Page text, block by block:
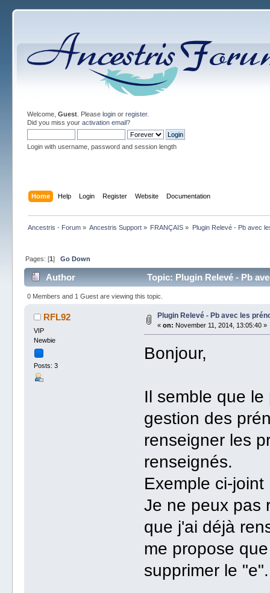
Welcome, Guest. Please loginor register.
Did you miss your activation email?
Login with username, password and session length
Home Help Login Register Website Documentation
Ancestris - Forum» Ancestris Support » FRANÇAIS » Plugin Relevé - Pb avec
Pages: [1] Go Down
Author Topic: Plugin Relevé - Pb
0 Members and 1 Guest are viewing this topic.
RFL92
VIP
Newbie
Posts: 3
Plugin Relevé - Pb avec les
« on: November 11, 2014, 13:05:40 »
Bonjour,
Il semble que
gestion des
renseigner les
renseignés.
Exemple ci-joint
Je ne peux pas
que j'ai déjà
me propose
supprimer le "e".